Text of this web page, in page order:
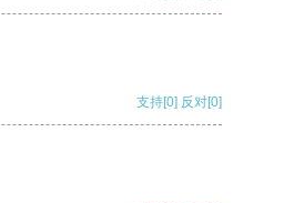
支持[0] 反对[0]